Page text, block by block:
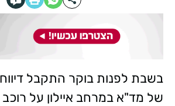
של מד"א במרחב איילון על רוכב